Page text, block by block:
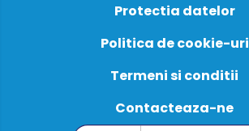
Protectia datelor
Politica de cookie-uri
Termeni si conditii
Contacteaza-ne